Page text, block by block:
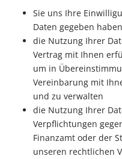
Sie uns Ihre
Daten gegeben
die Nutzung Ihrer
Vertrag mit Ihnen
um in
Vereinbarung mit
und zu verwalten
die Nutzung Ihrer
Verpflichtungen
Finanzamt oder der
unseren rechtlichen